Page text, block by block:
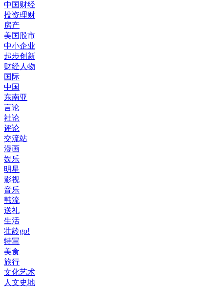
中国财经
投资理财
房产
美国股市
中小企业
起步创新
财经人物
国际
中国
东南亚
言论
社论
评论
交流站
漫画
娱乐
明星
影视
音乐
韩流
送礼
生活
壮龄go!
特写
美食
旅行
文化艺术
人文史地